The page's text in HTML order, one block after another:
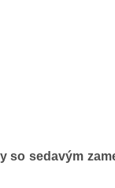
so sedavým